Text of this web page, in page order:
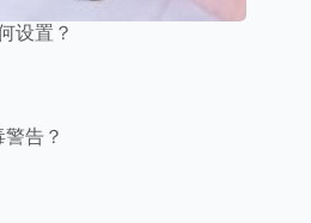
设置？
告？